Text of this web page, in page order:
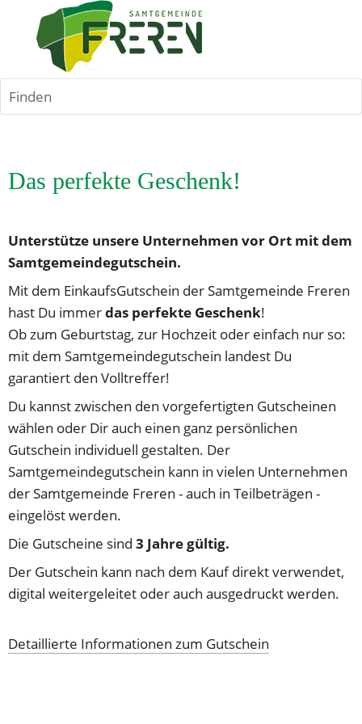
Finden
Das perfekte Geschenk!
Unterstütze unsere Unternehmen vor Ort mit dem
Samtgemeindegutschein.
Mit dem EinkaufsGutschein der Samtgemeinde Freren
hast Du immer das perfekte Geschenk!
Ob zum Geburtstag, zur Hochzeit oder einfach nur so:
mit dem Samtgemeindegutschein landest Du
garantiert den Volltreffer!
Du kannst zwischen den vorgefertigten Gutscheinen
wählen oder Dir auch einen ganz persönlichen
Gutschein individuell gestalten. Der
Samtgemeindegutschein kann in vielen Unternehmen
der Samtgemeinde Freren - auch in Teilbeträgen -
eingelöst werden.
Die Gutscheine sind 3 Jahre gültig.
Der Gutschein kann nach dem Kauf direkt verwendet,
digital weitergeleitet oder auch ausgedruckt werden.
Detaillierte Informationen zum Gutschein